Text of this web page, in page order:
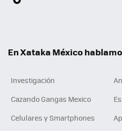
En Xataka México
Investigación
Cazando Gangas Mexico
Celulares y Smartphones